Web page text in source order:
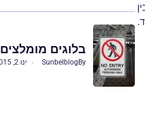
בלוגים מומלצים
By
Sunbelblog ינו 2, 2015